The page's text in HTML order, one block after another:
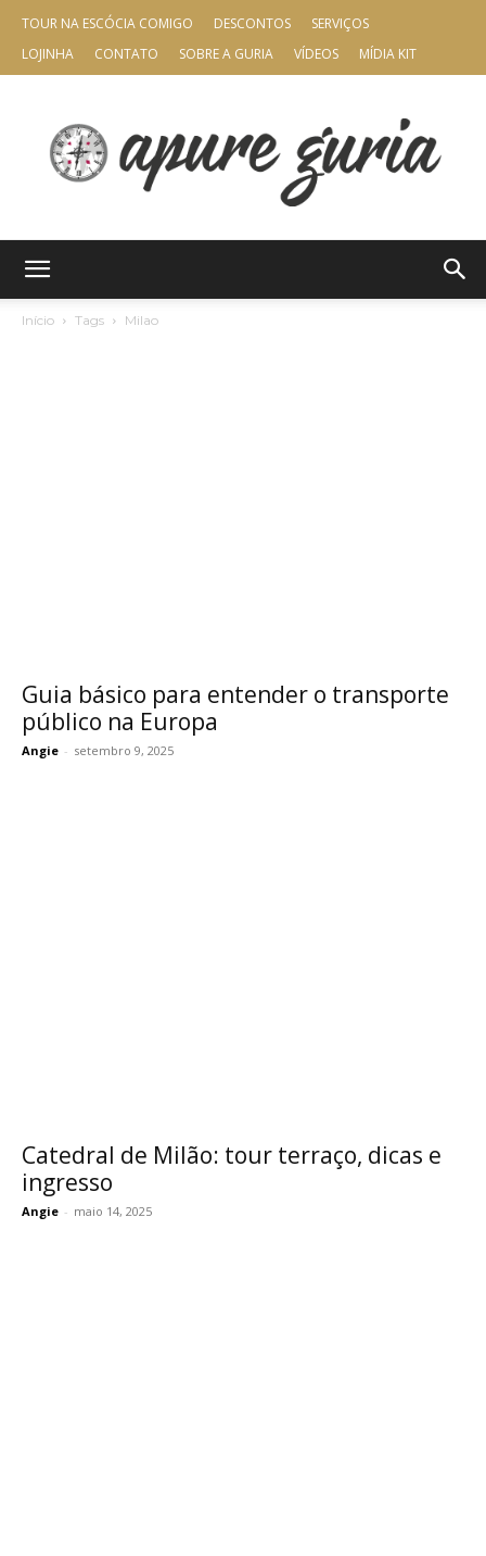
TOUR NA ESCÓCIA COMIGO DESCONTOS
SERVIÇOS
LOJINHA
CONTATO SOBRE A GURIA VÍDEOS MÍDIA KIT
Início Tags Milao
Guia básico para entender o transporte
público na Europa
Angie - setembro 9, 2025
Catedral de Milão: tour terraço, dicas e
ingresso
Angie - maio 14, 2025